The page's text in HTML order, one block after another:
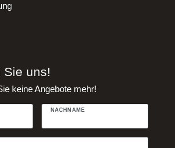
Sie uns!
keine Angebote mehr!
NACHNAME